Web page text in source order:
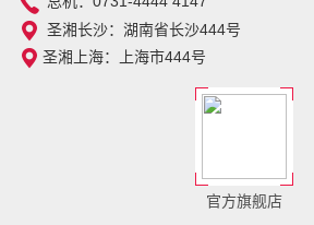
圣湘长沙：湖南省长沙444号
圣湘上海：上海市444号
官方旗舰店